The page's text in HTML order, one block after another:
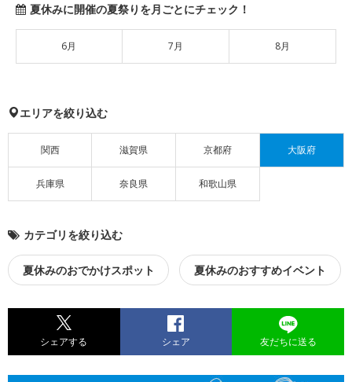
夏休みに開催の夏祭りを月ごとにチェック！
6月 7月 8月
エリアを絞り込む
関西 滋賀県 京都府 大阪府
兵庫県 奈良県 和歌山県
カテゴリを絞り込む
夏休みのおでかけスポット 夏休みのおすすめイベント
シェアする シェア 友だちに送る